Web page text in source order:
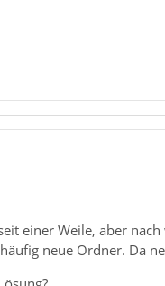
einer Weile, aber
neue Ordner. Da